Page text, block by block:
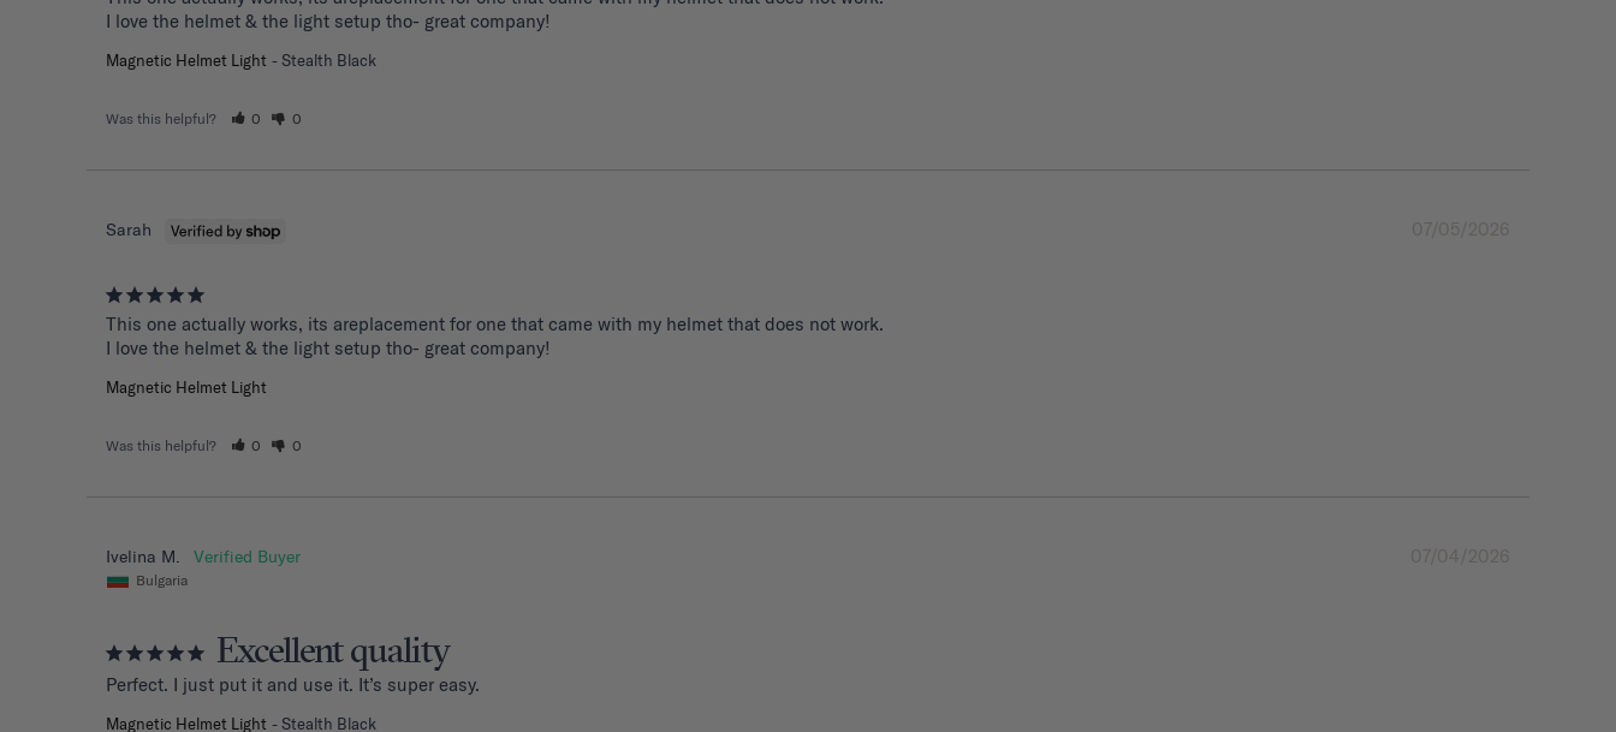
I love the helmet & the light setup tho- great company!
Magnetic Helmet Light Stealth Black
Was this helpful? 0 0
07/05/2026
Sarah
This one actually works, its areplacement for one that came with my helmet that does not work.
I love the helmet & the light setup tho- great company!
Magnetic Helmet Light
Was this helpful? 0 0
07/04/2026
Ivelina M.
Bulgaria
Excellent quality
Perfect. I just put it and use it. It’s super easy.
Magnetic Helmet Light Stealth Black